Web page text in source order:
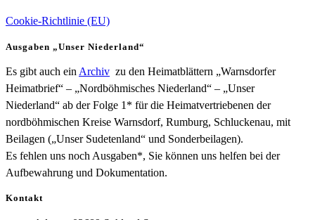
Cookie-Richtlinie (EU)
Ausgaben „Unser Niederland“
Es gibt auch ein Archiv zu den Heimatblättern „Warnsdorfer
Heimatbrief“ – „Nordböhmisches Niederland“ – „Unser
Niederland“ ab der Folge 1* für die Heimatvertriebenen der
nordböhmischen Kreise Warnsdorf, Rumburg, Schluckenau, mit
Beilagen („Unser Sudetenland“ und Sonderbeilagen).
Es fehlen uns noch Ausgaben*, Sie können uns helfen bei der
Aufbewahrung und Dokumentation.
Kontakt